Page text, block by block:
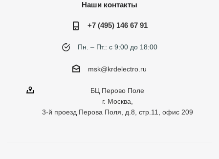
Наши контакты
+7 (495) 146 67 91
Пн. – Пт.: с 9:00 до 18:00
msk@krdelectro.ru
БЦ Перово Поле
г. Москва,
3-й проезд Перова Поля, д.8, стр.11, офис 209